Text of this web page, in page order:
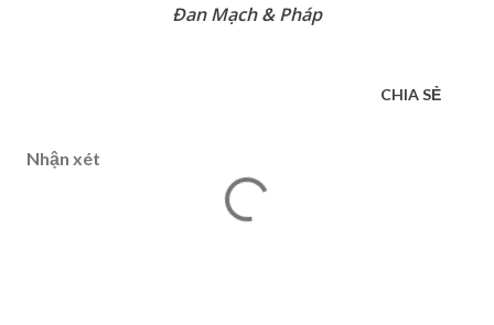
Đan Mạch & Pháp
CHIA SẺ
Nhận xét